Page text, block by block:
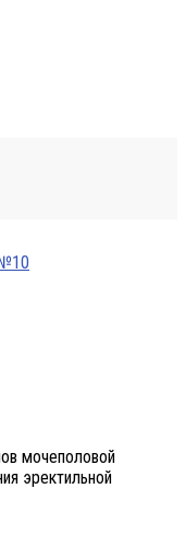
мочеполовой
эректильной